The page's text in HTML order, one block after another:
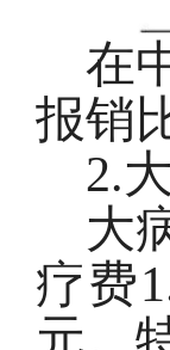
在
报销
2.
大
疗费